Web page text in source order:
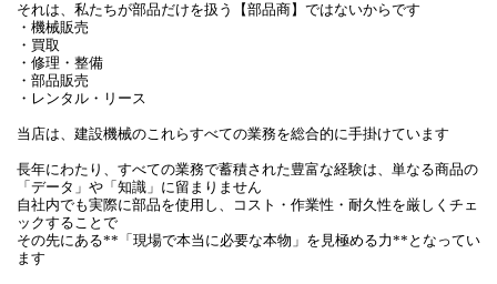
それは、私たちが部品だけを扱う【部品商】ではないからです
・機械販売
・買取
・修理・整備
・部品販売
・レンタル・リース
当店は、建設機械のこれらすべての業務を総合的に手掛けています
長年にわたり、すべての業務で蓄積された豊富な経験は、単なる商品の
「データ」や「知識」に留まりません
自社内でも実際に部品を使用し、コスト・作業性・耐久性を厳しくチェ
ックすることで
その先にある**「現場で本当に必要な本物」を見極める力**となってい
ます